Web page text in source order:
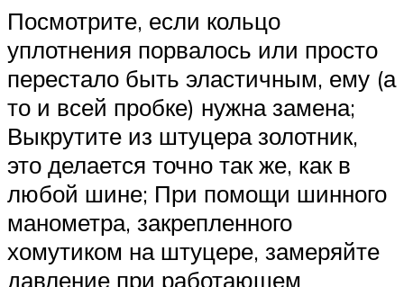
Посмотрите, если кольцо
уплотнения порвалось или просто
перестало быть эластичным, ему (а
то и всей пробке) нужна замена;
Выкрутите из штуцера золотник,
это делается точно так же, как в
любой шине; При помощи шинного
манометра, закрепленного
хомутиком на штуцере, замеряйте
давление при работающем